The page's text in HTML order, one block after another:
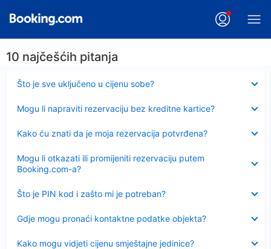
10 najčešćih pitanja
Što je sve uključeno u cijenu sobe?
Sažeto
Mogu li napraviti rezervaciju bez kreditne kartice?
Kako ću znati da je moja rezervacija potvrđena?
Mogu li otkazati ili promijeniti rezervaciju putem
Booking.com-a?
Što je PIN kod i zašto mi je potreban?
Sažeto
Gdje mogu pronaći kontaktne podatke objekta?
Kako mogu vidjeti cijenu smještajne jedinice?